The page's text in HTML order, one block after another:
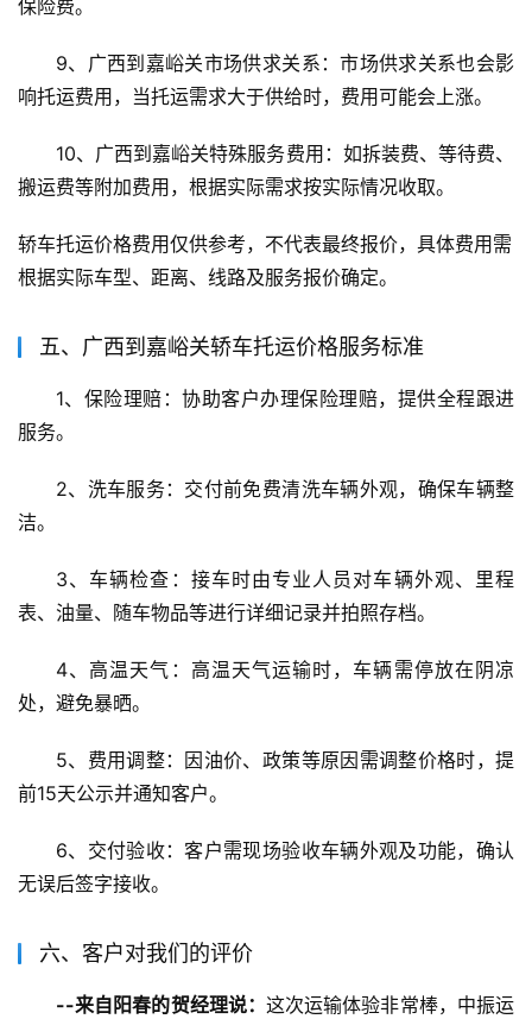
保险费。
9、广西到嘉峪关市场供求关系：市场供求关系也会影
响托运费用，当托运需求大于供给时，费用可能会上涨。
10、广西到嘉峪关特殊服务费用：如拆装费、等待费、
搬运费等附加费用，根据实际需求按实际情况收取。
轿车托运价格费用仅供参考，不代表最终报价，具体费用需
根据实际车型、距离、线路及服务报价确定。
五、广西到嘉峪关轿车托运价格服务标准
1、保险理赔：协助客户办理保险理赔，提供全程跟进
服务。
2、洗车服务：交付前免费清洗车辆外观，确保车辆整
洁。
3、车辆检查：接车时由专业人员对车辆外观、里程
表、油量、随车物品等进行详细记录并拍照存档。
4、高温天气：高温天气运输时，车辆需停放在阴凉
处，避免暴晒。
5、费用调整：因油价、政策等原因需调整价格时，提
前15天公示并通知客户。
6、交付验收：客户需现场验收车辆外观及功能，确认
无误后签字接收。
六、客户对我们的评价
--来自阳春的贺经理说： 这次运输体验非常棒，中振运